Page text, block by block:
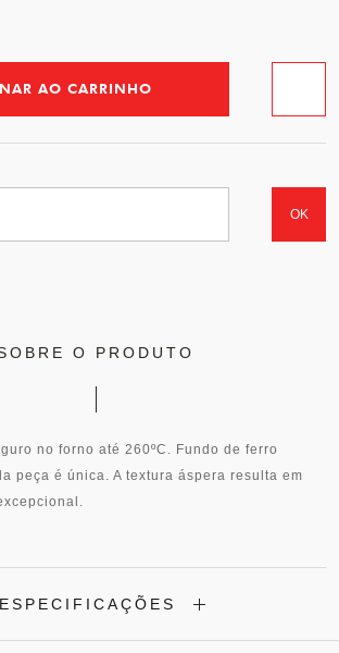
AO CARRINHO
OK
O PRODUTO
no forno até 260ºC. Fundo de ferro
peça é única. A textura áspera resulta em
ESPECIFICAÇÕES